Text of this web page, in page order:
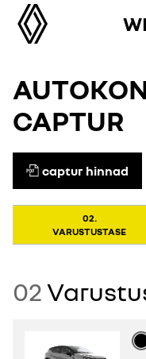
CAPTUR
captur hinnad
VARUSTUSTASE
02